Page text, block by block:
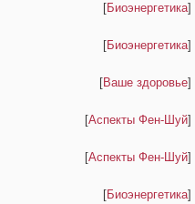
[Биоэнергетика]
[Биоэнергетика]
[Ваше здоровье]
[Аспекты Фен-Шуй]
[Аспекты Фен-Шуй]
[Биоэнергетика]